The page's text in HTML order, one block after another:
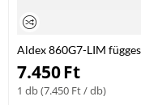
Aldex 860G7-LIM
fém 1 X max 60W E27
7.450Ft
1 db (7.450 Ft/ db)